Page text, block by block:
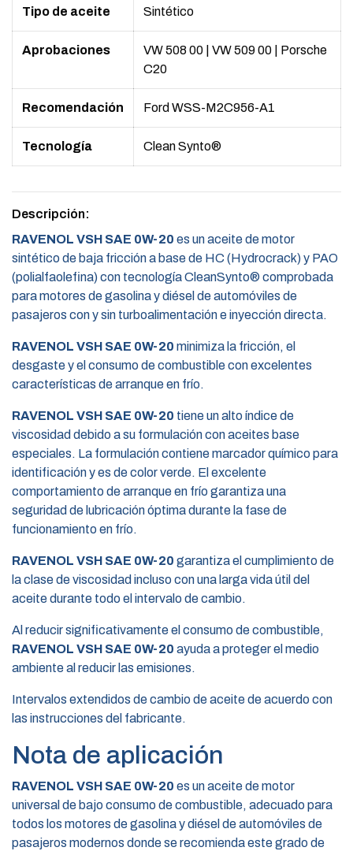
Tipo de aceite Sintético
Aprobaciones VW 508 00 VW 509 00
Porsche
C20
Recomendación Ford WSS-M2C956-A1
Tecnología Clean Synto®
Descripción:
RAVENOL VSH SAE 0W-20 es un aceite de motor
sintético de baja fricción a base de HC (Hydrocrack) y PAO
(polialfaolefina) con tecnología CleanSynto® comprobada
para motores de gasolina y diésel de automóviles de
pasajeros con y sin turboalimentación e inyección directa.
RAVENOL VSH SAE 0W-20 minimiza la fricción, el
desgaste y el consumo de combustible con excelentes
características de arranque en frío.
RAVENOL VSH SAE 0W-20 tiene un alto índice de
viscosidad debido a su formulación con aceites base
especiales. La formulación contiene marcador químico para
identificación y es de color verde. El excelente
comportamiento de arranque en frío garantiza una
seguridad de lubricación óptima durante la fase de
funcionamiento en frío.
RAVENOL VSH SAE 0W-20 garantiza el cumplimiento de
la clase de viscosidad incluso con una larga vida útil del
aceite durante todo el intervalo de cambio.
Al reducir significativamente el consumo de combustible,
RAVENOL VSH SAE 0W-20 ayuda a proteger el medio
ambiente al reducir las emisiones.
Intervalos extendidos de cambio de aceite de acuerdo con
las instrucciones del fabricante.
Nota de aplicación
RAVENOL VSH SAE 0W-20 es un aceite de motor
universal de bajo consumo de combustible, adecuado para
todos los motores de gasolina y diésel de automóviles de
pasajeros modernos donde se recomienda este grado de